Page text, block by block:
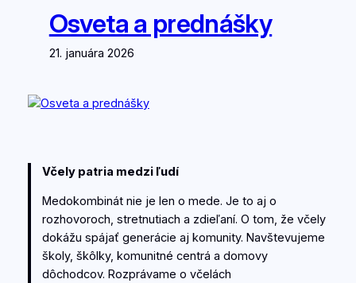
Osveta a prednášky
21. januára 2026
Včely patria medzi ľudí
Medokombinát nie je len o mede. Je to aj o
rozhovoroch, stretnutiach a zdieľaní. O tom, že včely
dokážu spájať generácie aj komunity. Navštevujeme
školy, škôlky, komunitné centrá a domovy
dôchodcov. Rozprávame o včelách